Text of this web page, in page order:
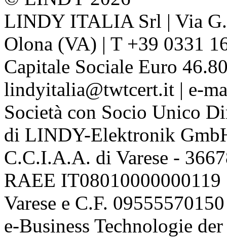
LINDY ITALIA Srl | Via
Olona (VA) | T +39 0331
Capitale Sociale Euro
lindyitalia@twtcert.it | e-
Società con Socio Unico
di LINDY-Elektronik
C.C.I.A.A. di Varese -
RAEE
Varese e C.F. 09555570150
e-Business Technologie